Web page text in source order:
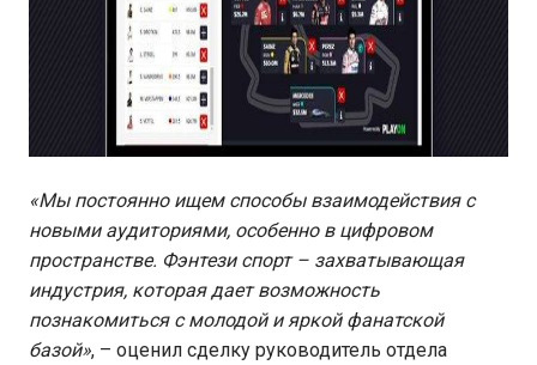
«Мы постоянно ищем способы взаимодействия с
новыми аудиториями, особенно в цифровом
пространстве. Фэнтези спорт – захватывающая
индустрия, которая дает возможность
познакомиться с молодой и яркой фанатской
базой», – оценил сделку руководитель отдела